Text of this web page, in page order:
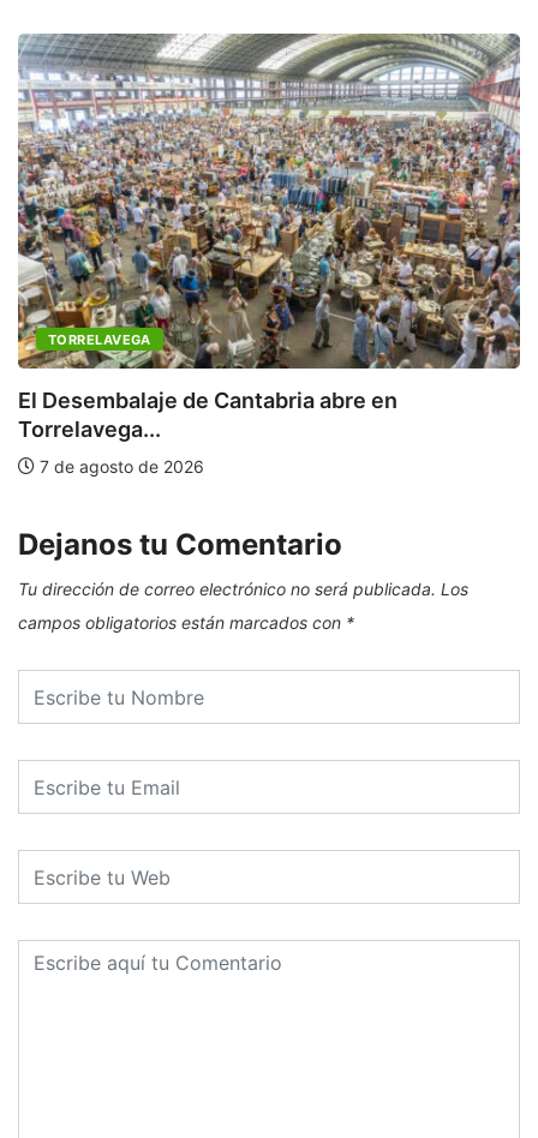
TORRELAVEGA
El Desembalaje de Cantabria abre en
Torrelavega...
7 de agosto de 2026
Dejanos tu Comentario
Tu dirección de correo electrónico no será publicada. Los
campos obligatorios están marcados con *